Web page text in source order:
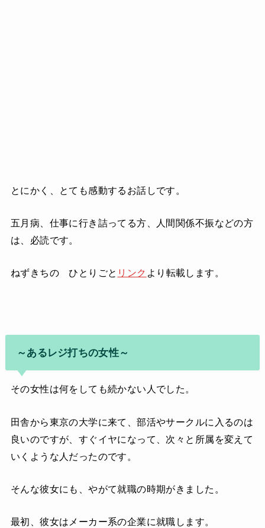
とにかく、とても感動するお話しです。
五月病、仕事に行き詰ってる方、人間関係不振などの方
は、必読です。
ねずきちの ひとりごと リンク より転載します。
～あるレジ打ちの女性～
その女性は何をしても続かない人でした。
田舎から東京の大学に来て、部活やサークルに入るのは
良いのですが、すぐイヤになって、次々と所属を変えて
いくような人だったのです。
そんな彼女にも、やがて就職の時期がきました。
最初、彼女はメーカー系の企業に就職します。